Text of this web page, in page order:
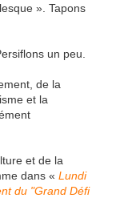
». Tapons
un peu.
de la
et la
et de la
dans « Lundi
du "Grand Défi